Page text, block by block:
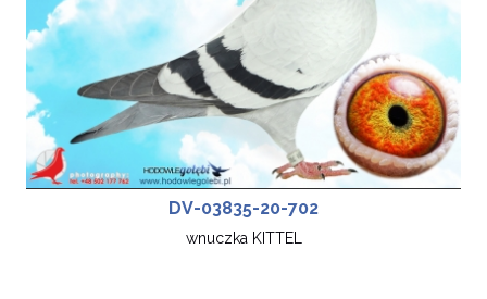
DV-03835-20-702
wnuczka KITTEL